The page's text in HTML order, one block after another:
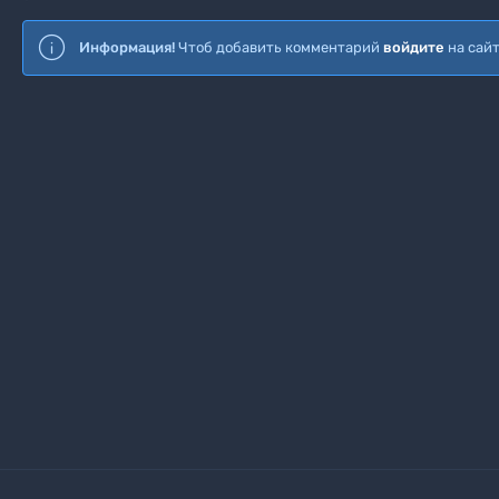
Информация! Чтоб добавить комментарий войдите на